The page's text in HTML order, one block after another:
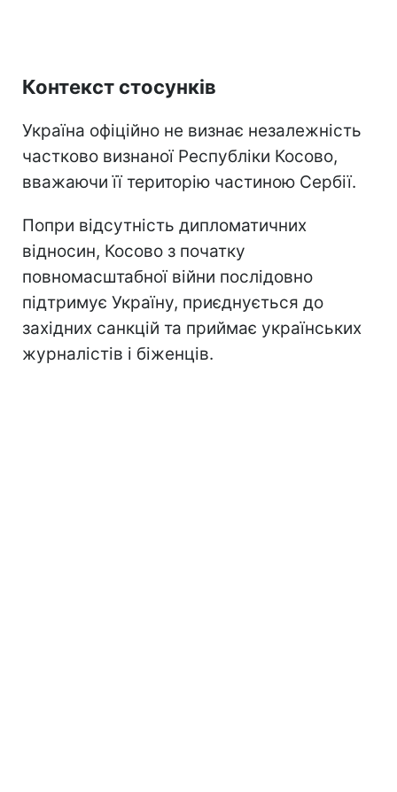
Контекст стосунків
Україна офіційно не визнає незалежність
частково визнаної Республіки Косово,
вважаючи її територію частиною Сербії.
Попри відсутність дипломатичних
відносин, Косово з початку
повномасштабної війни послідовно
підтримує Україну, приєднується до
західних санкцій та приймає українських
журналістів і біженців.